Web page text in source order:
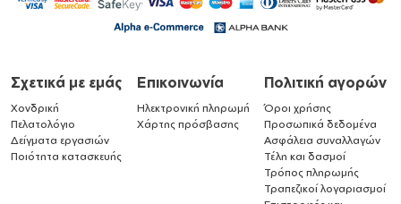
Σχετικά με εμάς
Χονδρική
Πελατολόγιο
Δείγματα εργασιών
Ποιότητα κατασκευής
Επικοινωνία
Ηλεκτρονική πληρωμή
Χάρτης πρόσβασης
Πολιτική αγορών
Όροι χρήσης
Προσωπικά δεδομένα
Ασφάλεια συναλλαγών
Τέλη και δασμοί
Τρόπος πληρωμής
Τραπεζικοί λογαριασμοί